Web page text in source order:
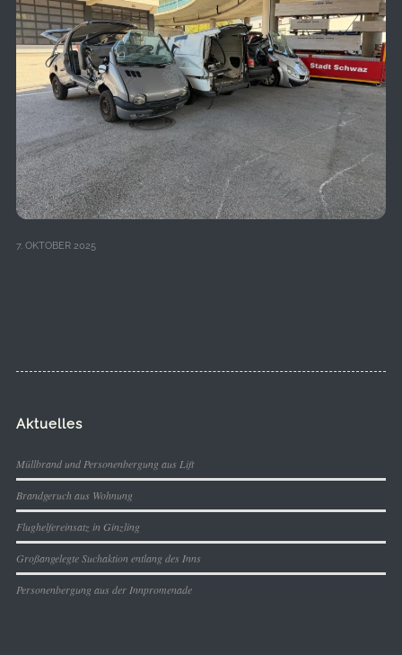
7. OKTOBER 2025
Aktuelles
Müllbrand und Personenbergung aus Lift
Brandgeruch aus Wohnung
Flughelfereinsatz in Ginzling
Großangelegte Suchaktion entlang des Inns
Personenbergung aus der Innpromenade